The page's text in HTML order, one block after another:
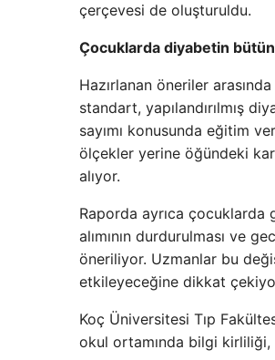
çerçevesi de oluşturuldu.
Çocuklarda diyabetin
Hazırlanan öneriler
standart, yapılandırılmış
sayımı konusunda eğitim
ölçekler yerine öğündeki
alıyor.
Raporda ayrıca çocuklarda
alımının durdurulması ve
öneriliyor. Uzmanlar bu
etkileyeceğine dikkat
Koç Üniversitesi Tıp
okul ortamında bilgi kirliliği,